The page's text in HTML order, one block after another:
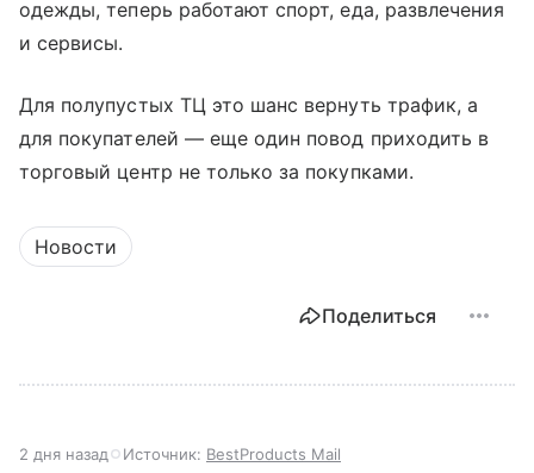
одежды, теперь работают спорт, еда, развлечения
и сервисы.
Для полупустых ТЦ это шанс вернуть трафик, а
для покупателей — еще один повод приходить в
торговый центр не только за покупками.
Новости
Поделиться
2 дня назад Источник: BestProducts Mail